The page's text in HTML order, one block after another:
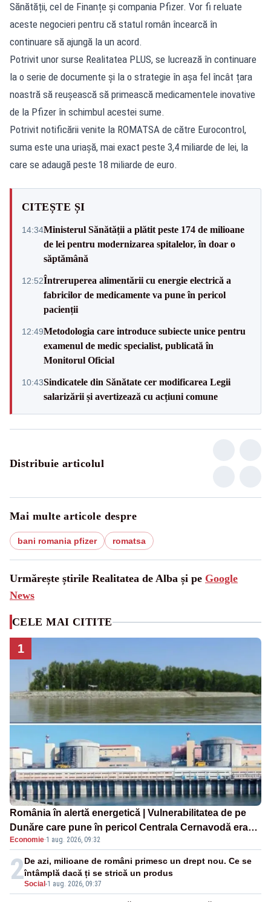
Sănătății, cel de Finanțe și compania Pfizer. Vor fi reluate
aceste negocieri pentru că statul român încearcă în
continuare să ajungă la un acord.
Potrivit unor surse Realitatea PLUS, se lucrează în continuare
la o serie de documente și la o strategie în așa fel încât țara
noastră să reușească să primească medicamentele inovative
de la Pfizer în schimbul acestei sume.
Potrivit notificării venite la ROMATSA de către Eurocontrol,
suma este una uriașă, mai exact peste 3,4 miliarde de lei, la
care se adaugă peste 18 miliarde de euro.
CITEȘTE ȘI
14:34Ministerul Sănătății a plătit peste 174 de milioane
de lei pentru modernizarea spitalelor, în doar o
săptămână
12:52Întreruperea alimentării cu energie electrică a
fabricilor de medicamente va pune în pericol
pacienții
12:49Metodologia care introduce subiecte unice pentru
examenul de medic specialist, publicată în
Monitorul Oficial
10:43Sindicatele din Sănătate cer modificarea Legii
salarizării și avertizează cu acțiuni comune
Distribuie articolul
Mai multe articole despre
bani romania pfizer romatsa
Urmărește știrile Realitatea de Alba și pe Google
News
CELE MAI CITITE
1
România în alertă energetică | Vulnerabilitatea de pe
Dunăre care pune în pericol Centrala Cernavodă era
cunoscută de pe vremea lui Ceaușescu
Economie·1 aug. 2026, 09:32
2Social-1 aug. 2026, 09:37
De azi, milioane de români primesc un drept nou. Ce se
întâmplă dacă ți se strică un produs